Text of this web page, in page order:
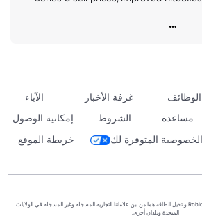
Please report bugs in the bugs
Have fun and
الوظائف غرفة الأخبار
الآباء
مساعدة الشروط
إمكانية الوصول
الخصوصية المتوفرة لك خريطة الموقع
©2026 شركة Roblox. Roblox، شعار Roblox و تخيل الطاقة هما من بين علاماتنا التجارية المسجلة وغير المسجلة في الولايات
المتحدة وبلدان أخرى.